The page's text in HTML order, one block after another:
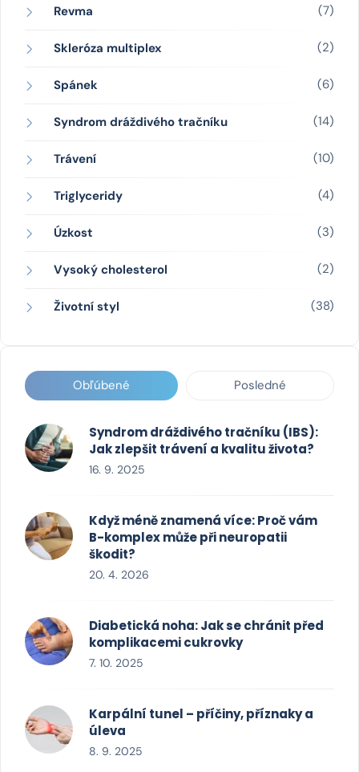
Obľúbené Posledné
Syndrom dráždivého tračníku (IBS):
Jak zlepšit trávení a kvalitu života?
16. 9. 2025
Když méně znamená více: Proč vám
B-komplex může při neuropatii
škodit?
20. 4. 2026
Diabetická noha: Jak se chránit před
komplikacemi cukrovky
7. 10. 2025
Karpální tunel – příčiny, příznaky a
úleva
8. 9. 2025
Revma (7)
Skleróza multiplex (2)
Spánek (6)
Syndrom dráždivého tračníku (14)
Trávení (10)
Triglyceridy (4)
Úzkost (3)
Vysoký cholesterol (2)
Životní styl (38)